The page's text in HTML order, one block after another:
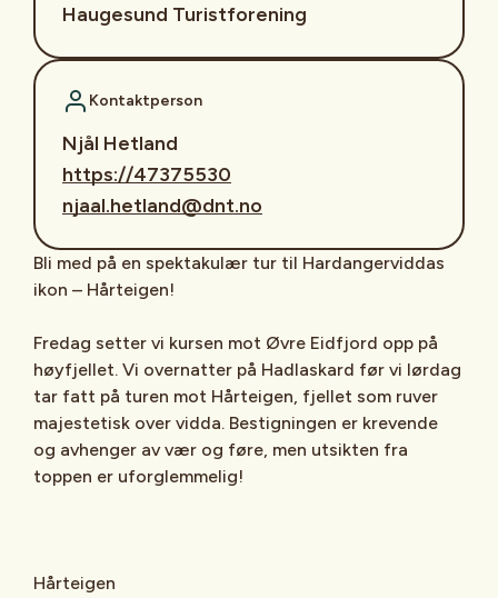
Haugesund Turistforening
Kontaktperson
Njål Hetland
https://47375530
njaal.hetland@dnt.no
Bli med på en spektakulær tur til Hardangerviddas
ikon – Hårteigen!
Fredag setter vi kursen mot Øvre Eidfjord opp på
høyfjellet. Vi overnatter på Hadlaskard før vi lørdag
tar fatt på turen mot Hårteigen, fjellet som ruver
majestetisk over vidda. Bestigningen er krevende
og avhenger av vær og føre, men utsikten fra
toppen er uforglemmelig!
Hårteigen